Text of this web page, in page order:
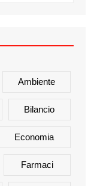
Ambiente
Bilancio
Economia
Farmaci